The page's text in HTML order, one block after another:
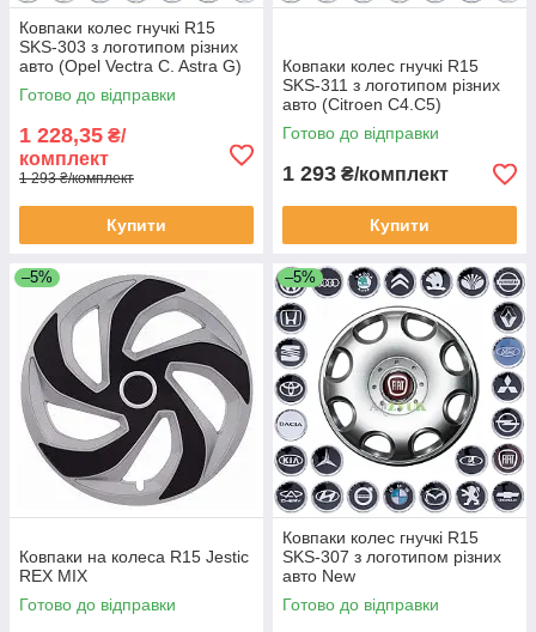
Ковпаки колес гнучкі R15
SKS-303 з логотипом різних
авто (Opel Vectra C. Astra G)
Готово до відправки
1 228,35 ₴/
комплект
1 293 ₴/комплект
Купити
Ковпаки колес гнучкі R15
SKS-311 з логотипом різних
авто (Citroen C4.C5)
Готово до відправки
1 293 ₴/комплект
Купити
–5%
Ковпаки на колеса R15 Jestic
REX MIX
Готово до відправки
–5%
Ковпаки колес гнучкі R15
SKS-307 з логотипом різних
авто New
Готово до відправки